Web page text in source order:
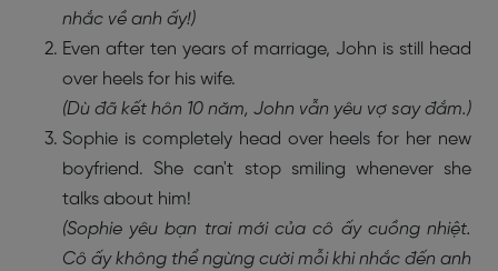
nhắc về anh ấy!)
Even after ten years of marriage, John is still head
over heels for his wife.
(Dù đã kết hôn 10 năm, John vẫn yêu vợ say đắm.)
Sophie is completely head over heels for her new
boyfriend. She can't stop smiling whenever she
talks about him!
(Sophie yêu bạn trai mới của cô ấy cuồng nhiệt.
Cô ấy không thể ngừng cười mỗi khi nhắc đến anh